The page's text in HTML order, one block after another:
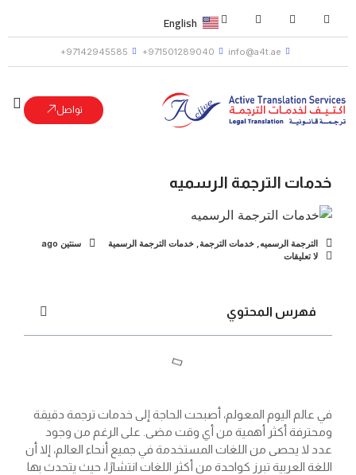
info@a4t.ae
971501289040+
97142945585+
English
تواصل
خدمات الترجمة الرسميه
الترجمة الرسميه, خدمات الترجمة, خدمات الترجمة الرسمية
سنتين ago
لا تعليقات
فهرس المحتوي
في عالم اليوم المعولم، أصبحت الحاجة إلى خدمات ترجمة دقيقة
ومحترفة أكثر أهمية من أي وقت مضى. على الرغم من وجود
عدد لا يحصى من اللغات المستخدمة في جميع أنحاء العالم، إلا أن
اللغة العربية تبرز كواحدة من أكثر اللغات انتشارًا، حيث يتحدث بها